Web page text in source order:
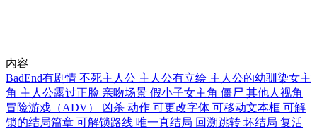
内容
BadEnd有剧情 不死主人公 主人公有立绘 主人公的幼驯染女主
角 主人公露过正脸 亲吻场景 假小子女主角 僵尸 其他人视角
冒险游戏（ADV）
凶杀 动作 可更改字体 可移动文本框 可解
锁的结局篇章 可解锁路线 唯一真结局 回溯跳转 坏结局 复活